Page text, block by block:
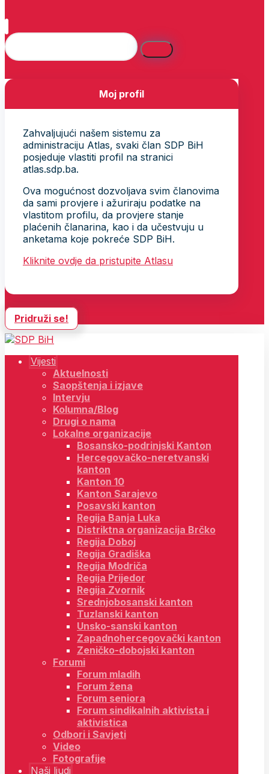
Moj profil
Zahvaljujući našem sistemu za
administraciju Atlas, svaki član SDP BiH
posjeduje vlastiti profil na stranici
atlas.sdp.ba.
Ova mogućnost dozvoljava svim članovima
da sami provjere i ažuriraju podatke na
vlastitom profilu, da provjere stanje
plaćenih članarina, kao i da učestvuju u
anketama koje pokreće SDP BiH.
Kliknite ovdje da pristupite Atlasu
Pridruži se!
Vijesti
Aktuelnosti
Saopštenja i izjave
Intervju
Kolumna/Blog
Drugi o nama
Lokalne organizacije
Bosansko-podrinjski Kanton
Hercegovačko-neretvanski
kanton
Kanton 10
Kanton Sarajevo
Posavski kanton
Regija Banja Luka
Distriktna organizacija Brčko
Regija Doboj
Regija Gradiška
Regija Modriča
Regija Prijedor
Regija Zvornik
Srednjobosanski kanton
Tuzlanski kanton
Unsko-sanski kanton
Zapadnohercegovački kanton
Zeničko-dobojski kanton
Forumi
Forum mladih
Forum žena
Forum seniora
Forum sindikalnih aktivista i
aktivistica
Odbori i Savjeti
Video
Fotografije
Naši ljudi